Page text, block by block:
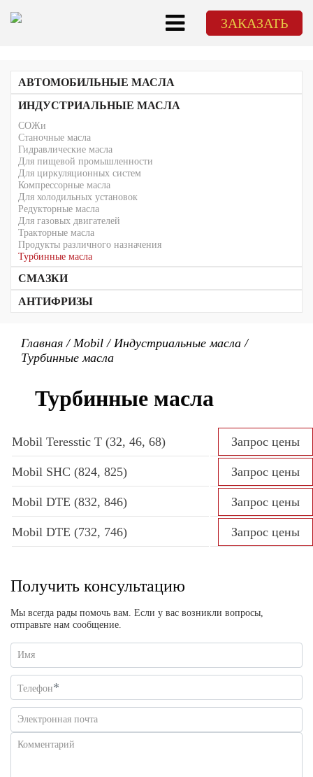
ЗАКАЗАТЬ
АВТОМОБИЛЬНЫЕ МАСЛА
Для легкового транспорта
Для грузового транспорта
Трансмиссионные масла
ATF
Для механических трансмиссий
Для 2-тактных и 4-тактных двигателей (2Т/4Т)
ИНДУСТРИАЛЬНЫЕ МАСЛА
СОЖи
Станочные масла
Гидравлические масла
Для пищевой промышленности
Для циркуляционных систем
Компрессорные масла
Для холодильных установок
Редукторные масла
Для газовых двигателей
Тракторные масла
Продукты различного назначения
Турбинные масла
СМАЗКИ
АНТИФРИЗЫ
Главная /Mobil /Индустриальные масла /
Турбинные масла
Турбинные масла
Mobil Teresstic T (32, 46, 68) Запрос цены
Mobil SHC (824, 825) Запрос цены
Mobil DTE (832, 846) Запрос цены
Mobil DTE (732, 746) Запрос цены
Получить консультацию
Мы всегда рады помочь вам. Если у вас возникли вопросы,
отправьте нам сообщение.
Имя
Телефон*
Электронная почта
Комментарий